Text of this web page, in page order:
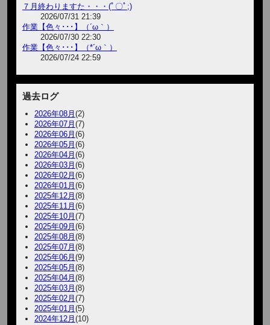
７月終わりますた・・・(ﾟ〇ﾟ;)
2026/07/31 21:39
作業【色々･･･】（´ω｀）
2026/07/30 22:30
作業【色々･･･】（*´ω｀）
2026/07/24 22:59
過去ログ
2026年08月(2)
2026年07月(7)
2026年06月(6)
2026年05月(6)
2026年04月(6)
2026年03月(6)
2026年02月(6)
2026年01月(6)
2025年12月(8)
2025年11月(6)
2025年10月(7)
2025年09月(6)
2025年08月(8)
2025年07月(8)
2025年06月(9)
2025年05月(8)
2025年04月(8)
2025年03月(8)
2025年02月(7)
2025年01月(5)
2024年12月(10)